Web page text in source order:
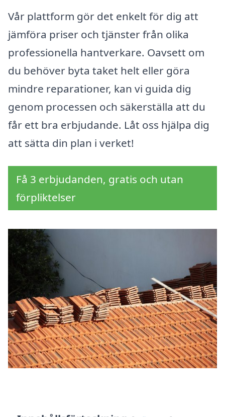
Vår plattform gör det enkelt för dig att
jämföra priser och tjänster från olika
professionella hantverkare. Oavsett om
du behöver byta taket helt eller göra
mindre reparationer, kan vi guida dig
genom processen och säkerställa att du
får ett bra erbjudande. Låt oss hjälpa dig
att sätta din plan i verket!
Få 3 erbjudanden, gratis och utan
förpliktelser